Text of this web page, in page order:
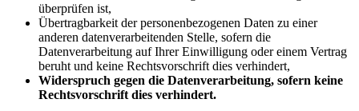
überprüfen ist,
Übertragbarkeit der personenbezogenen Daten zu einer
anderen datenverarbeitenden Stelle, sofern die
Datenverarbeitung auf Ihrer Einwilligung oder einem Vertrag
beruht und keine Rechtsvorschrift dies verhindert,
Widerspruch gegen die Datenverarbeitung, sofern keine
Rechtsvorschrift dies verhindert.